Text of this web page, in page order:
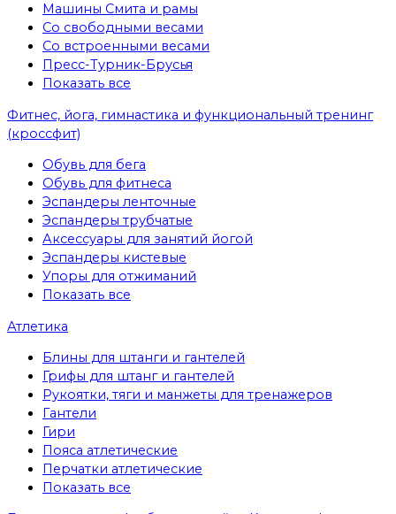
Машины Смита и рамы
Со свободными весами
Со встроенными весами
Пресс-Турник-Брусья
Показать все
Фитнес, йога, гимнастика и функциональный тренинг
(кроссфит)
Обувь для бега
Обувь для фитнеса
Эспандеры ленточные
Эспандеры трубчатые
Аксессуары для занятий йогой
Эспандеры кистевые
Упоры для отжиманий
Показать все
Атлетика
Блины для штанги и гантелей
Грифы для штанг и гантелей
Рукоятки, тяги и манжеты для тренажеров
Гантели
Гири
Пояса атлетические
Перчатки атлетические
Показать все